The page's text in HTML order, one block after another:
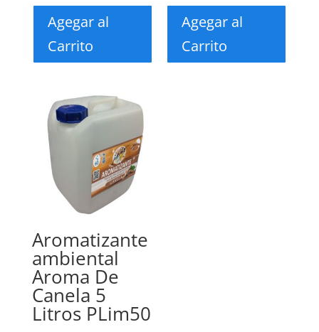
Agegar al
Carrito
Agegar al
Carrito
Aromatizante
ambiental
Aroma De
Canela 5
Litros PLim50